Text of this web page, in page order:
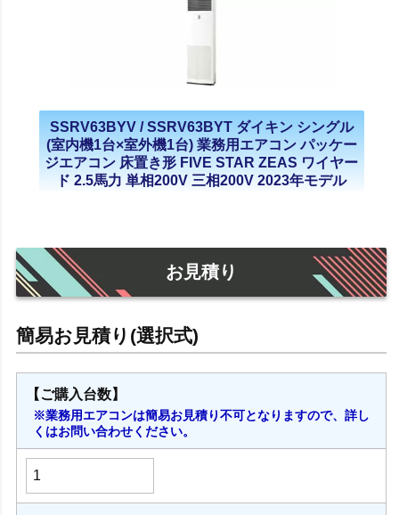
SSRV63BYV / SSRV63BYT ダイキン シングル
(室内機1台×室外機1台) 業務用エアコン パッケー
ジエアコン 床置き形 FIVE STAR ZEAS ワイヤー
ド 2.5馬力 単相200V 三相200V 2023年モデル
お見積り
【ご購入台数】
※業務用エアコンは簡易お見積り不可となりますので、詳し
くはお問い合わせください。